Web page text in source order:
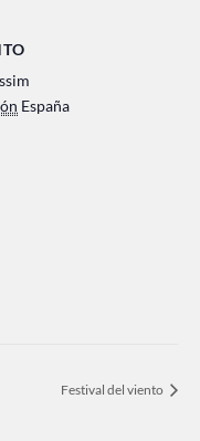
España
Festival del viento